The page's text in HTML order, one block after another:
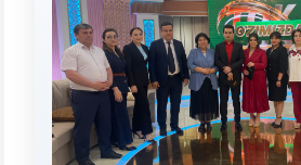
конкретные вопросы:
1. Документы (бакалавр) (5)
3. Собеседование (бакалавр) (8)
4. Собеседование (магистр) (5)